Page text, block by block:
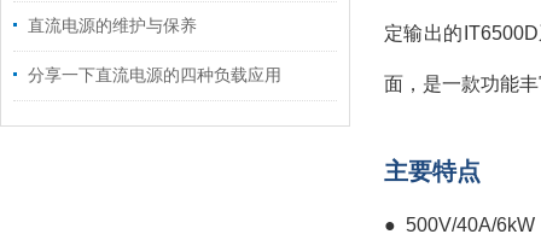
直流电源的维护与保养
分享一下直流电源的四种负载应用
定输出的
面，是一款功能
主要特点
● 500V/40A/6kW